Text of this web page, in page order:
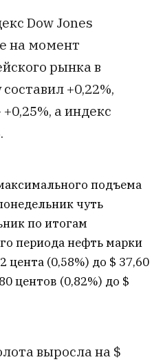
Dow Jones
на момент
рынка в
+0,22%,
а индекс
подъема
чуть
по итогам
периода нефть марки
цента (0,58%) до $ 37,60
центов (0,82%) до $
выросла на $